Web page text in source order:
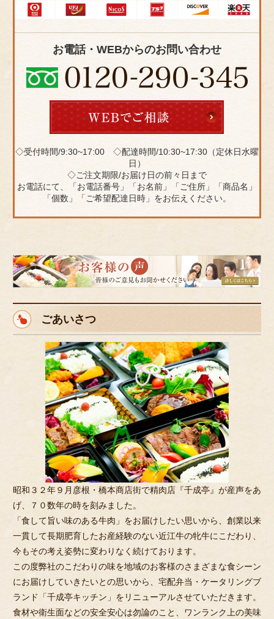
お電話・WEBからのお問い合わせ
◇受付時間/9:30~17:00 ◇配達時間/10:30~17:30（定休日水曜
日）
◇ご注文期限/お届け日の前々日まで
お電話にて、「お電話番号」「お名前」「ご住所」「商品名」
「個数」「ご希望配達日時」をお伝えください。
皆
様
ご
意
見
ごあいさつ
昭和３２年９月彦根・橋本商店街で精肉店『千成亭』が産声をあ
げ、７０数年の時を刻みました。
「食して旨い味のある牛肉」をお届けしたい思いから、創業以来
一貫して長期肥育したお産経験のない近江牛の牝牛にこだわり、
今もその考え姿勢に変わりなく続けております。
この度弊社のこだわりの味を地域のお客様のさまざまな食シーン
にお届けしていきたいとの思いから、宅配弁当・ケータリングブ
ランド「千成亭キッチン」をリニューアルさせていただきます。
食材や衛生面などの安全安心は勿論のこと、ワンランク上の美味